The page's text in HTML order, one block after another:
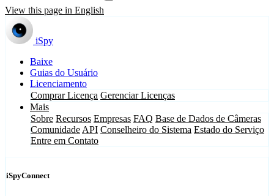
View this page in English
iSpy
Baixe
Guias do Usuário
Licenciamento
Comprar Licença Gerenciar Licenças
Mais
Sobre Recursos Empresas FAQ Base de Dados de Câmeras
Comunidade API Conselheiro do Sistema Estado do Serviço
Entre em Contato
iSpyConnect